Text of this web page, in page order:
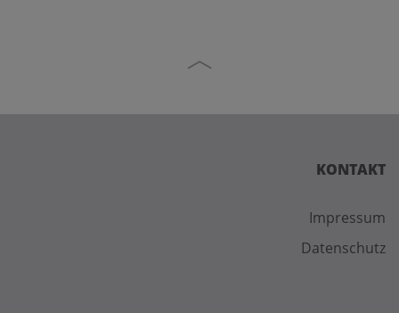
KONTAKT
Impressum
Datenschutz